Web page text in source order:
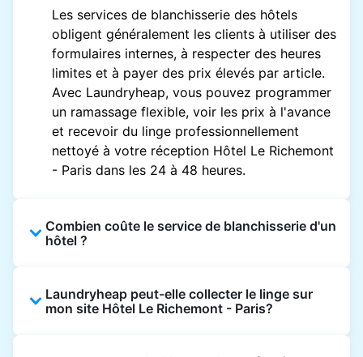
Les services de blanchisserie des hôtels
obligent généralement les clients à utiliser des
formulaires internes, à respecter des heures
limites et à payer des prix élevés par article.
Avec Laundryheap, vous pouvez programmer
un ramassage flexible, voir les prix à l'avance
et recevoir du linge professionnellement
nettoyé à votre réception Hôtel Le Richemont
- Paris dans les 24 à 48 heures.
Combien coûte le service de blanchisserie d'un
hôtel ?
fonction de l'établissement et du vêtement et
sont souvent beaucoup plus élevés.
Laundryheap peut-elle collecter le linge sur
mon site Hôtel Le Richemont - Paris?